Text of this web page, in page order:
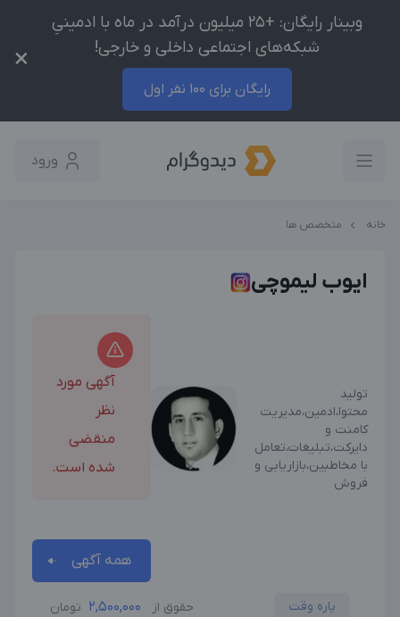
وبینار رایگان: +25 میلیون درآمد در ماه با ادمینیِ
شبکه‌های اجتماعی داخلی و خارجی!
رایگان برای 100 نفر اول
×
ورود
خانه متخصص ها
ایوب لیموچی
تولید
محتوا،ادمین،مدیریت
کامنت‌ و
دایرکت،تبلیغات،تعامل
با مخاطبین،بازاریابی و
فروش
آگهی مورد
نظر
منقضی
شده است.
همه آگهی
پاره وقت حقوق از 2,500,000 تومان